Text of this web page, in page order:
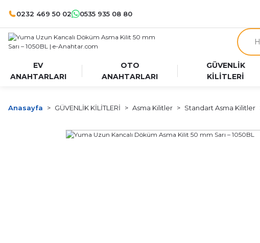
0232 469 50 02 0535 935 08 80
EV
ANAHTARLARI
OTO
ANAHTARLARI
GÜVENLİK
KİLİTLERİ
Anasayfa GÜVENLİK KİLİTLERİ Asma Kilitler Standart Asma Kilitler